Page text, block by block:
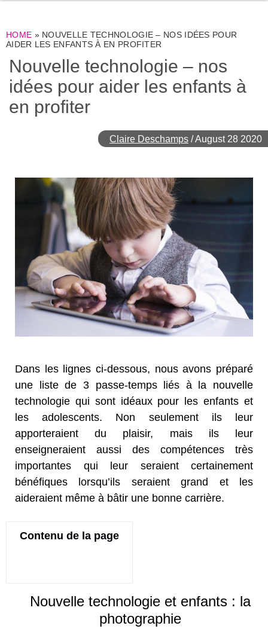
HOME » NOUVELLE TECHNOLOGIE – NOS IDÉES POUR
AIDER LES ENFANTS À EN PROFITER
Nouvelle technologie – nos
idées pour aider les enfants à
en profiter
Claire Deschamps /August 28 2020
Dans les lignes ci-dessous, nous avons préparé
une liste de 3 passe-temps liés à la nouvelle
technologie qui sont idéaux pour les enfants et
les adolescents. Non seulement ils leur
apporteraient du plaisir, mais ils leur
enseigneraient aussi des compétences très
importantes qui leur seraient certainement
bénéfiques lorsqu’ils seraient grand et les
aideraient même à bâtir une bonne carrière.
Contenu de la page
Nouvelle technologie et enfants : la
photographie